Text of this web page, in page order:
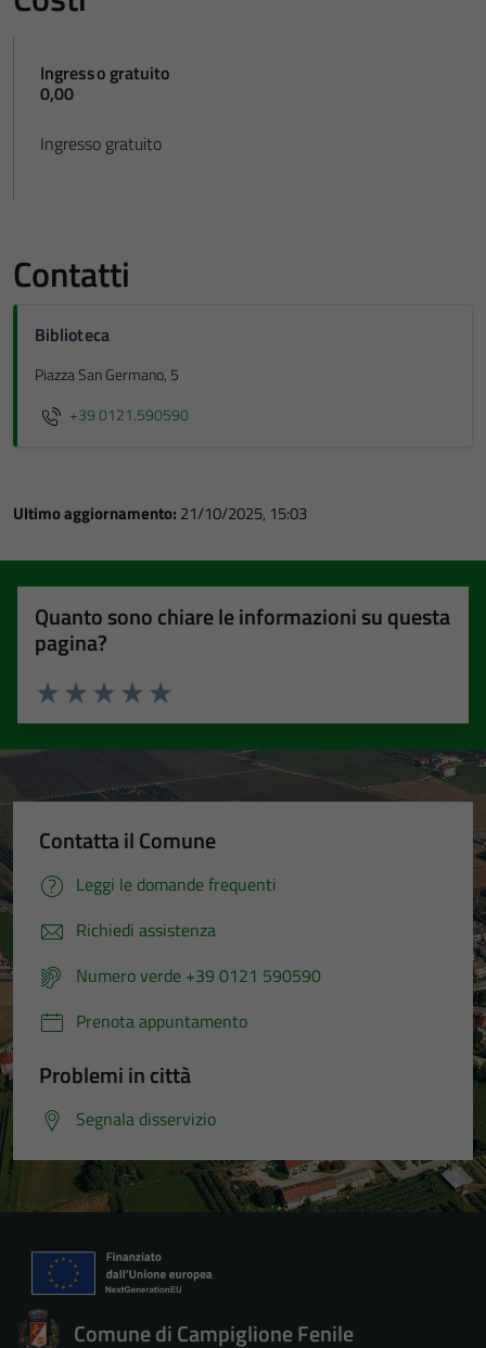
Ingresso gratuito
0,00
Ingresso gratuito
Contatti
Biblioteca
Piazza San Germano, 5
+39 0121.590590
Ultimo aggiornamento: 21/10/2025, 15:03
Quanto sono chiare le informazioni su questa
pagina?
Valuta 5 stelle su 5
Valuta 4 stelle su 5
Valuta 3 stelle su 5
Valuta 2 stelle su 5
Valuta 1 stelle su 5
Contatta il Comune
Leggi le domande frequenti
Richiedi assistenza
Numero verde +39 0121 590590
Prenota appuntamento
Problemi in città
Segnala disservizio
Comune di Campiglione Fenile